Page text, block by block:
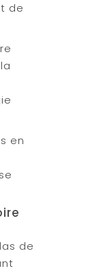
de
en
de